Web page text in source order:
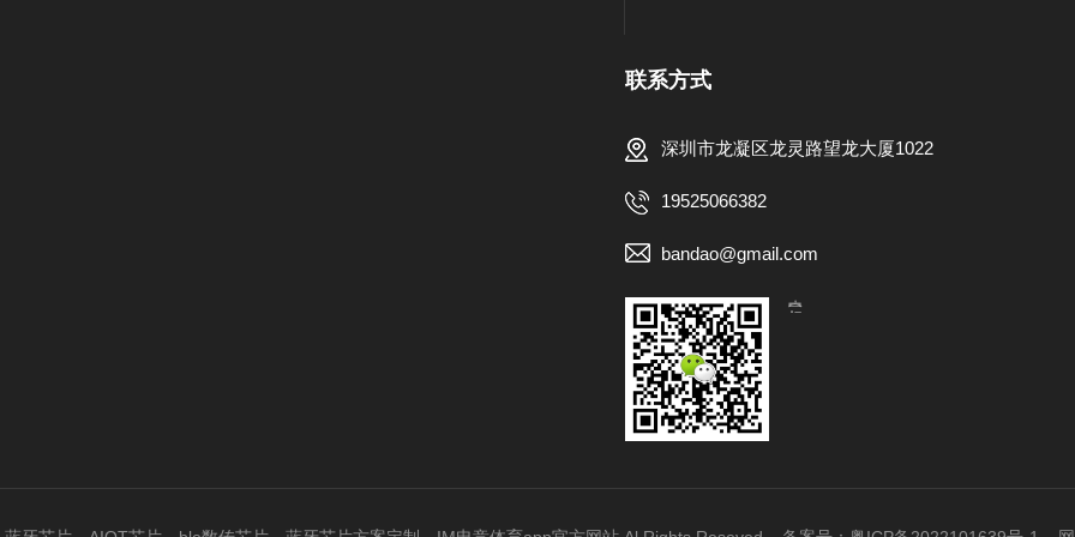
联系方式
深圳市龙凝区龙灵路望龙大厦1022
19525066382
bandao@gmail.com
【扫一扫，关注我们】